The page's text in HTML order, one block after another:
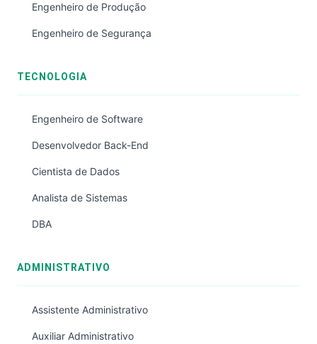
Engenheiro de Produção
Engenheiro de Segurança
TECNOLOGIA
Engenheiro de Software
Desenvolvedor Back-End
Cientista de Dados
Analista de Sistemas
DBA
ADMINISTRATIVO
Assistente Administrativo
Auxiliar Administrativo